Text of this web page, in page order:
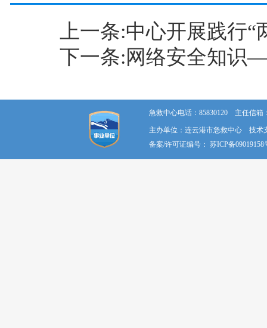
上一条:中心开展践行
下一条:网络安全知识
急救中心电话：85830120 主任信箱
主办单位：连云港市急救中心 技术
备案/许可证编号： 苏ICP备09019158